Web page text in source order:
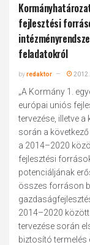
fejlesztési
feladatokról
byredaktor 2012.
„A Kormány 1.
európai uniós
tervezése, illetve
során a
a 2014–2020
fejlesztési
potenciáljának
összes forráson
2014–2020
tervezése során
biztosító termelés